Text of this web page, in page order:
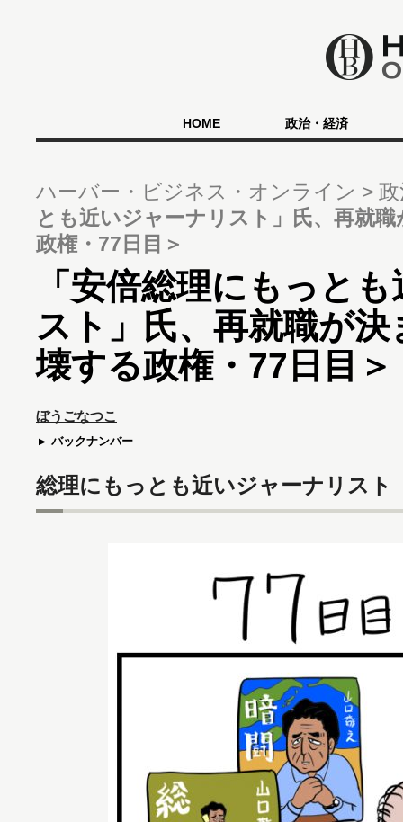
HOME 政治・経済
ハーバー・ビジネス・オンライン
とも近いジャーナリスト」氏、再就
政権・77日目＞
「安倍総理にもっと
スト」氏、再就職が
壊する政権・77日目＞
ぼうごなつこ
バックナンバー
総理にもっとも近いジャーナリスト